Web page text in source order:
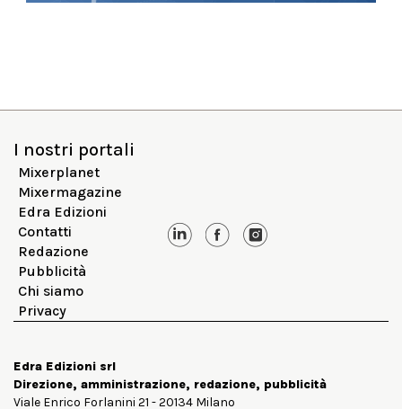
I nostri portali
Mixerplanet
Mixermagazine
Edra Edizioni
Contatti
Redazione
Pubblicità
Chi siamo
Privacy
Edra Edizioni srl
Direzione, amministrazione, redazione, pubblicità
Viale Enrico Forlanini 21 - 20134 Milano